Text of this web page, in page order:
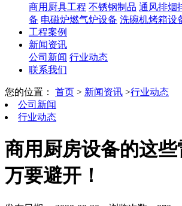
商用厨具工程 不锈钢制品 通风排烟
备 电磁炉燃气炉设备 洗碗机烤箱设
工程案例
新闻资讯
公司新闻 行业动态
联系我们
您的位置： 首页 > 新闻资讯 >行业动态
公司新闻
行业动态
商用厨房设备的这
万要避开！